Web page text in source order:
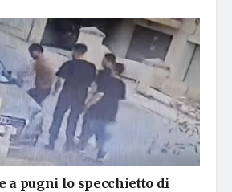
a pugni lo specchietto di